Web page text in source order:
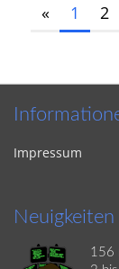
« 1 2
Impressum
Neuigkeiten
156